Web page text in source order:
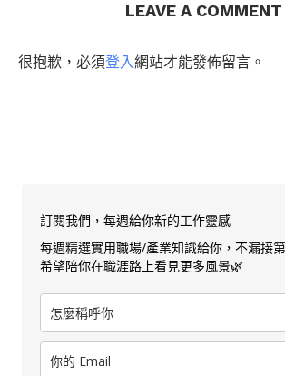
LEAVE A COMMENT
很抱歉，必須登入網站才能發佈留言。
訂閱我們，每週給你新的工作靈感
每週精選實用職場/產業知識給你，不漏接
希望陪你在職涯路上看見更多風景🌿